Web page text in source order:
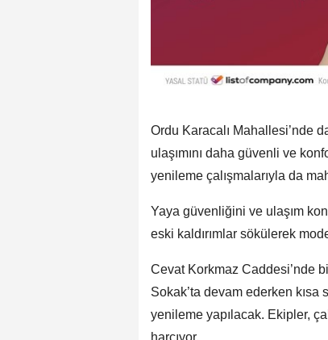
Ordu Karacalı Mahallesi’nde
ulaşımını daha güvenli ve
yenileme çalışmalarıyla da
Yaya güvenliğini ve ulaşım
eski kaldırımlar sökülerek
Cevat Korkmaz Caddesi’nde
Sokak’ta devam ederken
yenileme yapılacak. Ekipler,